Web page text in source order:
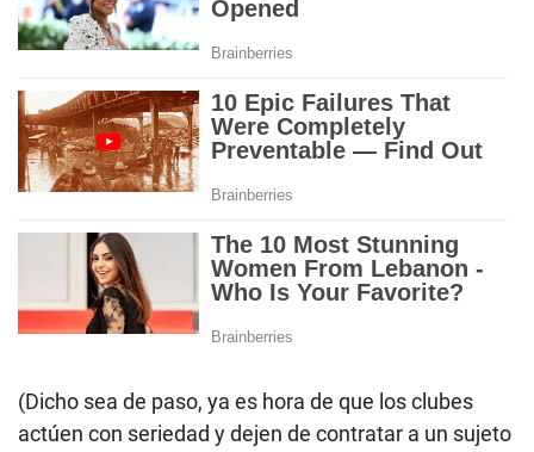
(Dicho sea de paso, ya es hora de que los clubes
actúen con seriedad y dejen de contratar a un sujeto